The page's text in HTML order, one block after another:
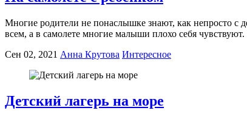
Многие родители не понаслышке знают, как непросто с
всем, а в самолете многие малыши плохо себя чувствуют.
Сен 02, 2021 Анна Крутова Интересное
Детский лагерь на море